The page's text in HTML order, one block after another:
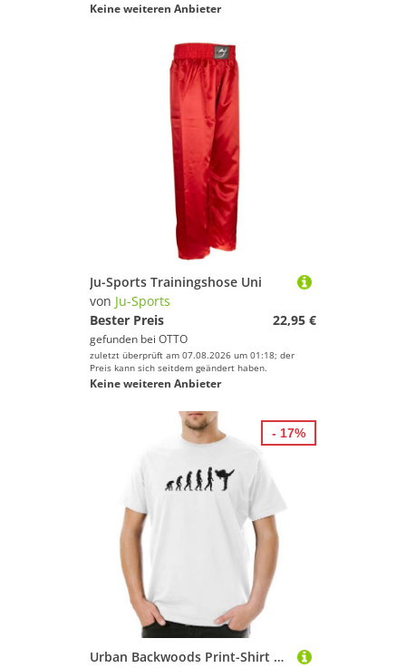
Keine weiteren Anbieter
Ju-Sports Trainingshose Uni
von Ju-Sports
Bester Preis
22,95 €
gefunden bei OTTO
zuletzt überprüft am 07.08.2026 um 01:18; der
Preis kann sich seitdem geändert haben.
Keine weiteren Anbieter
Urban Backwoods Print-Shirt Karate Evolution Herren T-Shirt Kung Fu Martial Arts Teakwondo Kid (1-tlg) Kampfsport Personal Coach Curls
- 17%